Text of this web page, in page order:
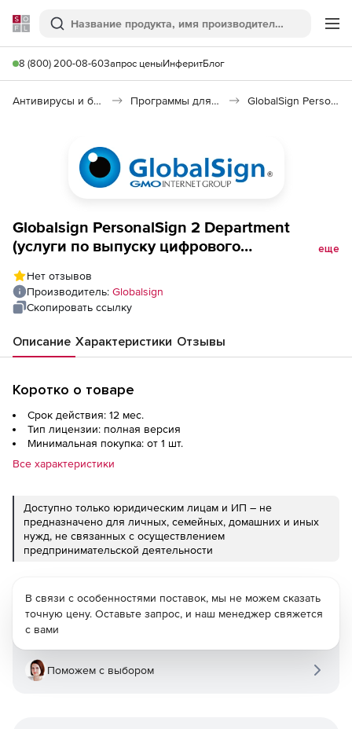
Softline
Поиск
8 (800) 200-08-60Запрос ценыИнферитБлог
Антивирусы и безопасность Программы для защиты информации GlobalSign PersonalSign
Globalsign PersonalSign 2 Department
(услуги по выпуску цифрового
на 1 год
еще
Нет отзывов
Производитель: Globalsign
Скопировать ссылку
Описание Характеристики Отзывы
Коротко о товаре
Срок действия: 12 мес.
Тип лицензии: полная версия
Минимальная покупка: от 1 шт.
Все характеристики
Доступно только юридическим лицам и ИП – не
предназначено для личных, семейных, домашних и иных
нужд, не связанных с осуществлением
предпринимательской деятельности
В связи с особенностями поставок, мы не можем сказать
точную цену. Оставьте запрос, и наш менеджер свяжется
с вами
Поможем с выбором